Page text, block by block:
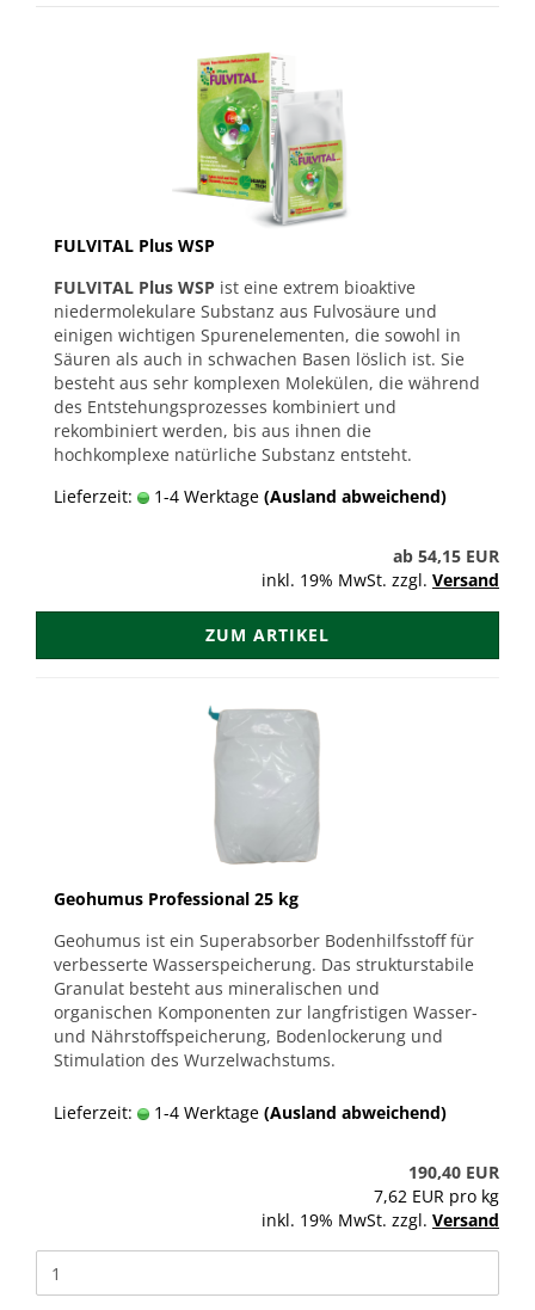
FULVITAL Plus WSP
FULVITAL Plus WSP ist eine extrem bioaktive
niedermolekulare Substanz aus Fulvosäure und
einigen wichtigen Spurenelementen, die sowohl in
Säuren als auch in schwachen Basen löslich ist. Sie
besteht aus sehr komplexen Molekülen, die während
des Entstehungsprozesses kombiniert und
rekombiniert werden, bis aus ihnen die
hochkomplexe natürliche Substanz entsteht.
Lieferzeit:
1-4 Werktage (Ausland abweichend)
ab 54,15 EUR
inkl. 19% MwSt. zzgl. Versand
ZUM ARTIKEL
Geohumus Professional 25 kg
Geohumus ist ein Superabsorber Bodenhilfsstoff für
verbesserte Wasserspeicherung. Das strukturstabile
Granulat besteht aus mineralischen und
organischen Komponenten zur langfristigen Wasser-
und Nährstoffspeicherung, Bodenlockerung und
Stimulation des Wurzelwachstums.
Lieferzeit: 1-4 Werktage (Ausland abweichend)
190,40 EUR
7,62 EUR pro kg
inkl. 19% MwSt. zzgl. Versand